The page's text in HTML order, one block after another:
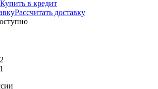
Купить в кредит
Рассчитать доставку